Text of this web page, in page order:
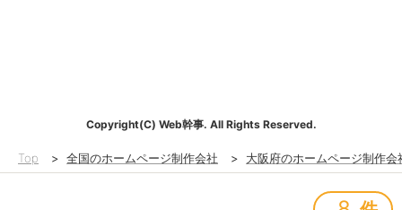
Copyright(C) Web幹事. All Rights Reserved.
Top > 全国のホームページ制作会社 > 大阪府のホームページ制作会